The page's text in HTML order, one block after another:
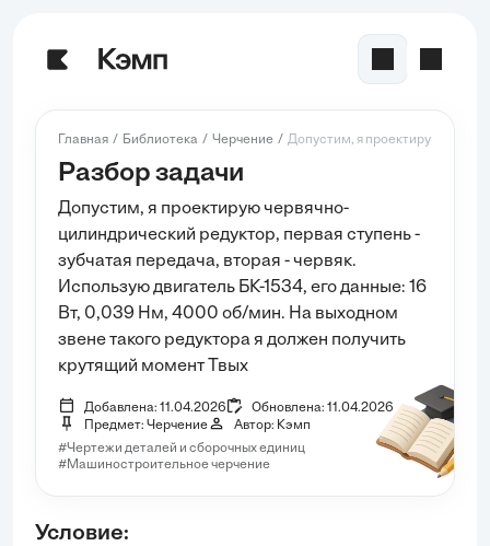
Главная Библиотека Черчение Допустим, я проектирую
Разбор задачи
Допустим, я проектирую червячно-
цилиндрический редуктор, первая ступень -
зубчатая передача, вторая - червяк.
Использую двигатель БК-1534, его данные: 16
Вт, 0,039 Нм, 4000 об/мин. На выходном
звене такого редуктора я должен получить
крутящий момент Твых
Добавлена: 11.04.2026
Обновлена: 11.04.2026
Предмет: Черчение
Автор: Кэмп
#Чертежи деталей и сборочных единиц
#Машиностроительное черчение
Условие: